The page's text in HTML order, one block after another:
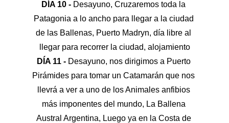
DÍA 10 - Desayuno, Cruzaremos toda la
Patagonia a lo ancho para llegar a la ciudad
de las Ballenas, Puerto Madryn, día libre al
llegar para recorrer la ciudad, alojamiento
DÍA 11 - Desayuno, nos dirigimos a Puerto
Pirámides para tomar un Catamarán que nos
llevrá a ver a uno de los Animales anfibios
más imponentes del mundo, La Ballena
Austral Argentina, Luego ya en la Costa de